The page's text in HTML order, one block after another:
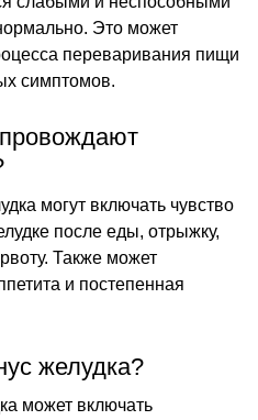
Это может
переваривания пищи
симптомов.
могут включать чувство
после еды, отрыжку,
Также может
и постепенная
желудка?
может включать